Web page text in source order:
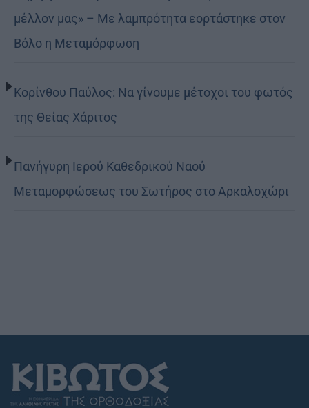
μέλλον μας» – Με λαμπρότητα εορτάστηκε στον
Βόλο η Μεταμόρφωση
Κορίνθου Παύλος: Να γίνουμε μέτοχοι του φωτός
της Θείας Χάριτος
Πανήγυρη Ιερού Καθεδρικού Ναού
Μεταμορφώσεως του Σωτήρος στο Αρκαλοχώρι